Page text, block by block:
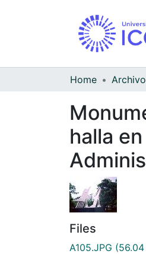
Home
halla
Files
A105.JPG (56.04